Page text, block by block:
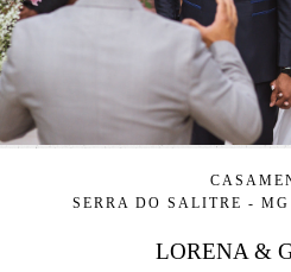
SERRA DO SALITRE - MG
LORENA &